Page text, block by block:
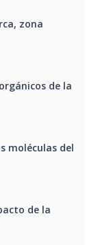
zona
de la
moléculas del
de la